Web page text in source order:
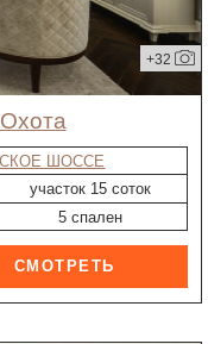
+32
ШОССЕ
участок 15 соток
5 спален